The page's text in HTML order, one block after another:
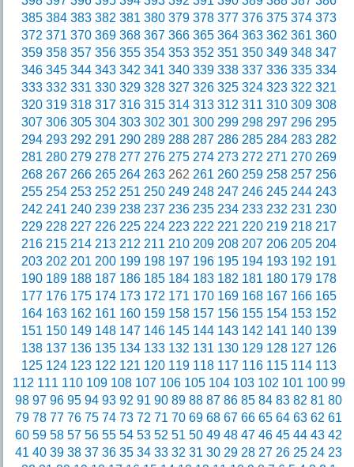
385 384 383 382 381 380 379 378 377 376 375 374 373
372 371 370 369 368 367 366 365 364 363 362 361 360
359 358 357 356 355 354 353 352 351 350 349 348 347
346 345 344 343 342 341 340 339 338 337 336 335 334
333 332 331 330 329 328 327 326 325 324 323 322 321
320 319 318 317 316 315 314 313 312 311 310 309 308
307 306 305 304 303 302 301 300 299 298 297 296 295
294 293 292 291 290 289 288 287 286 285 284 283 282
281 280 279 278 277 276 275 274 273 272 271 270 269
268 267 266 265 264 263262 261 260 259 258 257 256
255 254 253 252 251 250 249 248 247 246 245 244 243
242 241 240 239 238 237 236 235 234 233 232 231 230
229 228 227 226 225 224 223 222 221 220 219 218 217
216 215 214 213 212 211 210 209 208 207 206 205 204
203 202 201 200 199 198 197 196 195 194 193 192 191
190 189 188 187 186 185 184 183 182 181 180 179 178
177 176 175 174 173 172 171 170 169 168 167 166 165
164 163 162 161 160 159 158 157 156 155 154 153 152
151 150 149 148 147 146 145 144 143 142 141 140 139
138 137 136 135 134 133 132 131 130 129 128 127 126
125 124 123 122 121 120 119 118 117 116 115 114 113
112 111 110 109 108 107 106 105 104 103 102 101 100 99
98 97 96 95 94 93 92 91 90 89 88 87 86 85 84 83 82 81 80
79 78 77 76 75 74 73 72 71 70 69 68 67 66 65 64 63 62 61
60 59 58 57 56 55 54 53 52 51 50 49 48 47 46 45 44 43 42
41 40 39 38 37 36 35 34 33 32 31 30 29 28 27 26 25 24 23